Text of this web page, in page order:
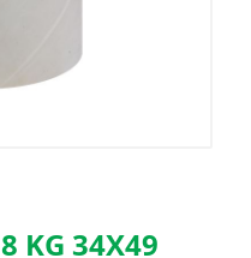
KG 34X49